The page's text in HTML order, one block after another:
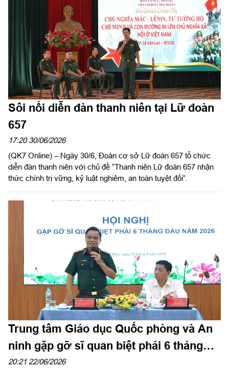
Sôi nổi diễn đàn thanh niên tại Lữ đoàn
657
17:20 30/06/2026
(QK7 Online) – Ngày 30/6, Đoàn cơ sở Lữ đoàn 657 tổ chức
diễn đàn thanh niên với chủ đề “Thanh niên Lữ đoàn 657 nhận
thức chính trị vững, kỷ luật nghiêm, an toàn tuyệt đối”.
Trung tâm Giáo dục Quốc phòng và An
ninh gặp gỡ sĩ quan biệt phái 6 tháng
đầu năm 2026
20:21 22/06/2026